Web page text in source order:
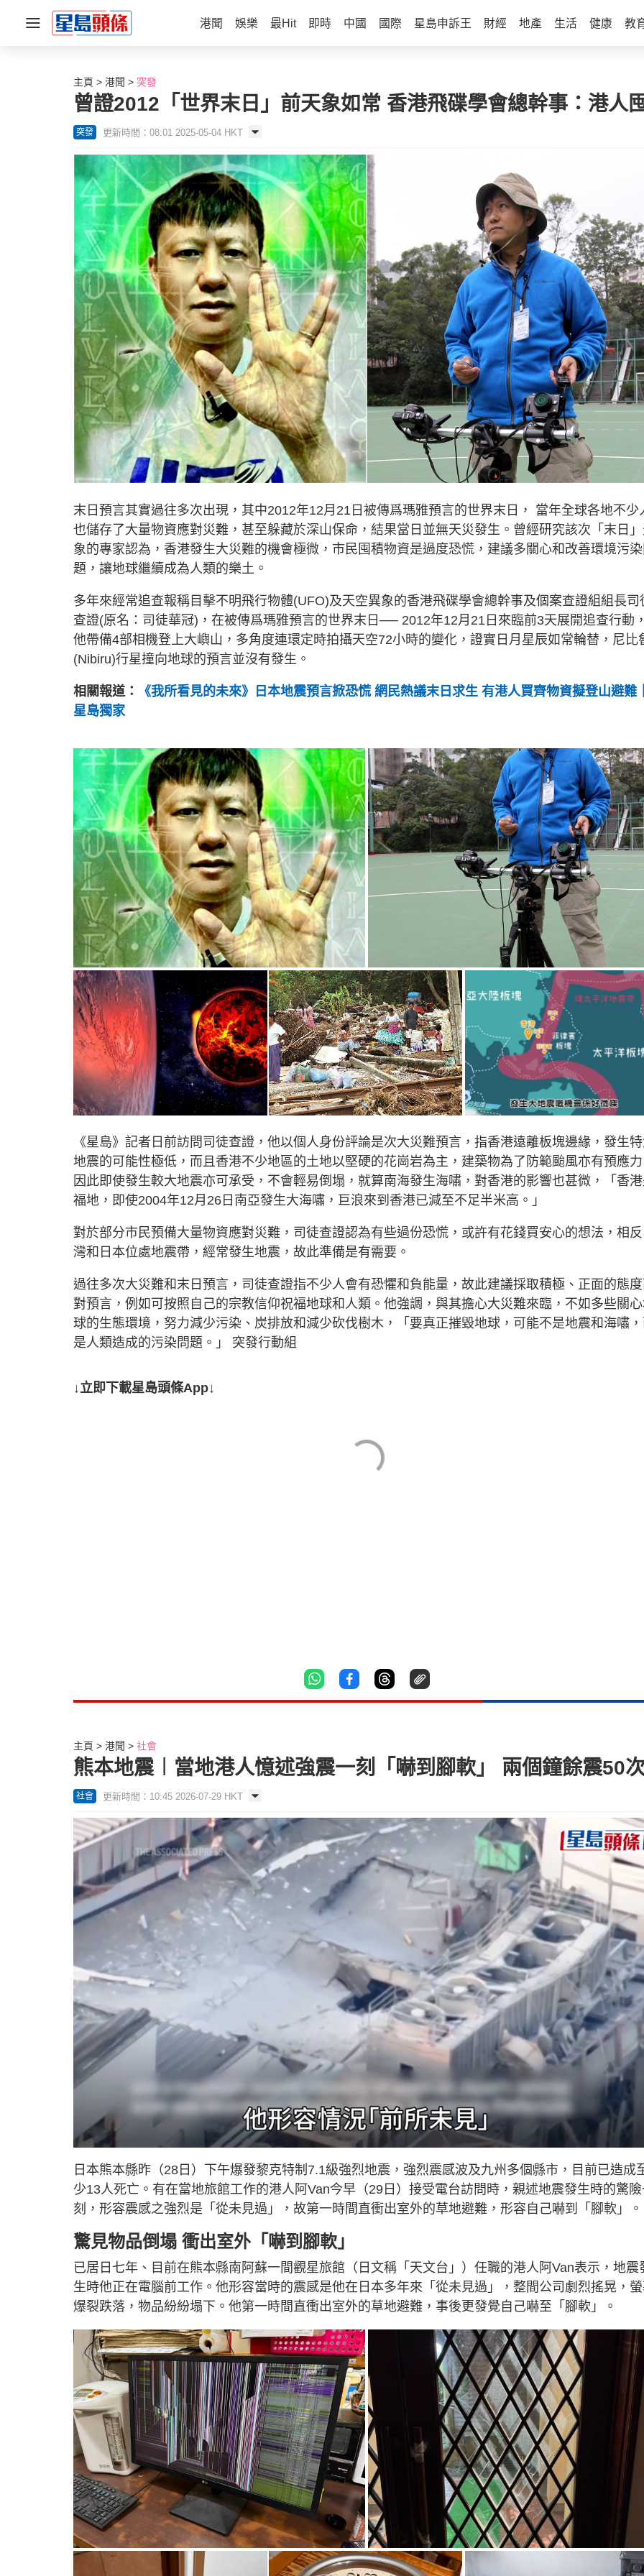
港聞 娛樂 最Hit 即時 中國 國際 星島申訴王 財經 地產 生活 健康 教
主頁 港聞 突發
曾證2012「世界末日」前天象如常 香港飛碟學會總幹事：港人
突發 更新時間：08:01 2025-05-04 HKT
末日預言其實過往多次出現，其中2012年12月21日被傳爲瑪雅預言的世界末日， 當年全球各地不少
也儲存了大量物資應對災難，甚至躲藏於深山保命，結果當日並無天災發生。曾經研究該次「末日
象的專家認為，香港發生大災難的機會極微，市民囤積物資是過度恐慌，建議多關心和改善環境污
題，讓地球繼續成為人類的樂土。
多年來經常追查報稱目擊不明飛行物體(UFO)及天空異象的香港飛碟學會總幹事及個案查證組組長司
查證(原名：司徒華冠)，在被傳爲瑪雅預言的世界末日── 2012年12月21日來臨前3天展開追查行動
他帶備4部相機登上大嶼山，多角度連環定時拍攝天空72小時的變化，證實日月星辰如常輪替，尼比
(Nibiru)行星撞向地球的預言並沒有發生。
相關報道：
《我所看見的未來》日本地震預言掀恐慌 網民熱議末日求生 有港人買齊物資擬登山避難
星島獨家
《星島》記者日前訪問司徒查證，他以個人身份評論是次大災難預言，指香港遠離板塊邊緣，發生
地震的可能性極低，而且香港不少地區的土地以堅硬的花崗岩為主，建築物為了防範颱風亦有預應
因此即使發生較大地震亦可承受，不會輕易倒塌，就算南海發生海嘯，對香港的影響也甚微，「香
福地，即使2004年12月26日南亞發生大海嘯，巨浪來到香港已減至不足半米高。」
對於部分市民預備大量物資應對災難，司徒查證認為有些過份恐慌，或許有花錢買安心的想法，相
灣和日本位處地震帶，經常發生地震，故此準備是有需要。
過往多次大災難和末日預言，司徒查證指不少人會有恐懼和負能量，故此建議採取積極、正面的態
對預言，例如可按照自己的宗教信仰祝福地球和人類。他強調，與其擔心大災難來臨，不如多些關
球的生態環境，努力減少污染、炭排放和減少砍伐樹木，「要真正摧毀地球，可能不是地震和海嘯
是人類造成的污染問題。」 突發行動組
↓立即下載星島頭條App↓
主頁 港聞 社會
熊本地震︱當地港人憶述強震一刻「嚇到腳軟」 兩個鐘餘震50
社會 更新時間：10:45 2026-07-29 HKT
n
u
t
e
o
e
:
3
4
.
6
日本熊本縣昨（28日）下午爆發黎克特制7.1級強烈地震，強烈震感波及九州多個縣市，目前已造成
少13人死亡。有在當地旅館工作的港人阿Van今早（29日）接受電台訪問時，親述地震發生時的驚
刻，形容震感之強烈是「從未見過」，故第一時間直衝出室外的草地避難，形容自己嚇到「腳軟」。
驚見物品倒塌 衝出室外「嚇到腳軟」
已居日七年、目前在熊本縣南阿蘇一間觀星旅館（日文稱「天文台」）任職的港人阿Van表示，地震
生時他正在電腦前工作。他形容當時的震感是他在日本多年來「從未見過」，整間公司劇烈搖晃，
爆裂跌落，物品紛紛塌下。他第一時間直衝出室外的草地避難，事後更發覺自己嚇至「腳軟」。